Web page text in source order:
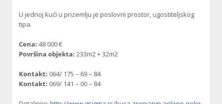
U jednoj kući u prizemlju je poslovni prostor, ugostiteljskog
tipa.
Cena: 48 000 €
Površina objekta: 233m2 + 32m2
Kontakt: 064/ 175 – 69 – 84
Kontakt: 069/ 141 – 00 – 84